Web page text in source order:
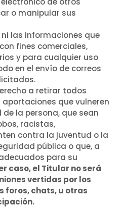
o manipular sus
las informaciones que
fines comerciales,
y para cualquier uso
en el envío de correos
a retirar todos
que vulneren
la persona, que sean
racistas,
contra la juventud o la
pública o que, a
para su
caso, el Titular no será
vertidas por los
foros, chats, u otras